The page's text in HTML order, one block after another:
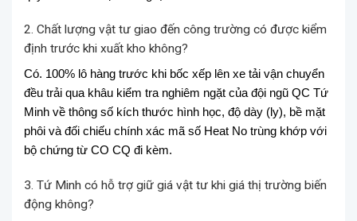
2. Chất lượng vật tư giao đến công trường có được kiểm
định trước khi xuất kho không?
Có. 100% lô hàng trước khi bốc xếp lên xe tải vận chuyển
đều trải qua khâu kiểm tra nghiêm ngặt của đội ngũ QC Tứ
Minh về thông số kích thước hình học, độ dày (ly), bề mặt
phôi và đối chiếu chính xác mã số Heat No trùng khớp với
bộ chứng từ CO CQ đi kèm.
3. Tứ Minh có hỗ trợ giữ giá vật tư khi giá thị trường biến
động không?